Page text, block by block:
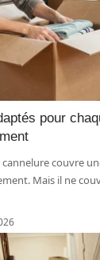
pour
couvre
Mais il ne